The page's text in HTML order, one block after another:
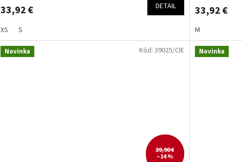
33,92 € DETAIL
XS S
33,92 €
M
Novinka
39,90 €
–14 %
Kód: 39025/CIE Novinka